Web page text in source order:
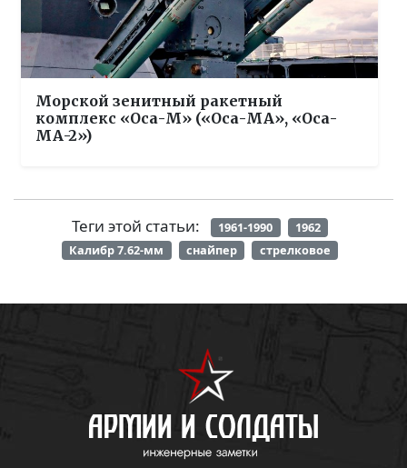
Морской зенитный ракетный
комплекс «Оса-М» («Оса-МА», «Оса-
МА-2»)
Теги этой статьи: 1961-1990
1962
Калибр 7.62-мм
снайпер стрелковое